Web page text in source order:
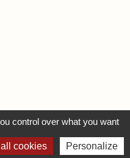
control over what you want
cookies
Personalize